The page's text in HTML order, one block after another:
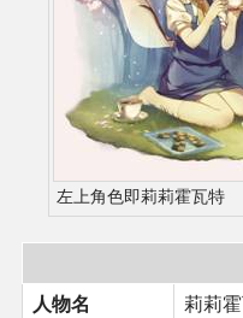
左上角色即莉莉霍瓦特
人物名
莉莉
同人软件列表
同人角色列表
同人视频列表
其他形式同人
THB相关项目